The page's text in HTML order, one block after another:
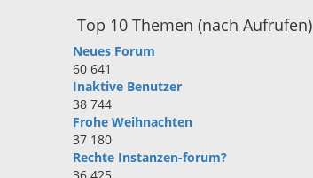
Top 10 Themen (nach Aufrufen)
Neues Forum
60 641
Inaktive Benutzer
38 744
Frohe Weihnachten
37 180
Rechte Instanzen-forum?